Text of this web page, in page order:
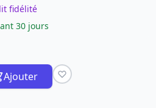
fidélité
30 jours
Ajouter